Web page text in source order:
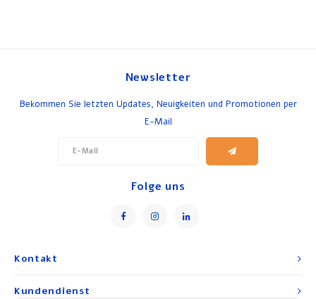
Kontakt
Newsletter
Bekommen Sie letzten Updates, Neuigkeiten und Promotionen per
E-Mail
Folge uns
Kundendienst